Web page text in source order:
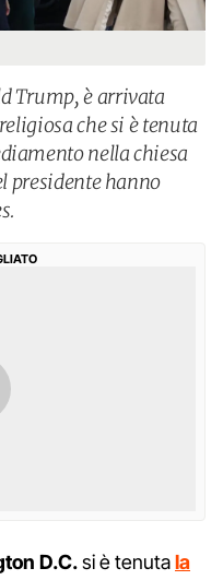
Trump, è arrivata
che si è tenuta
nella chiesa
presidente hanno
D.C.si è tenutala